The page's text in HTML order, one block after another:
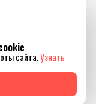
сайта.Узнать